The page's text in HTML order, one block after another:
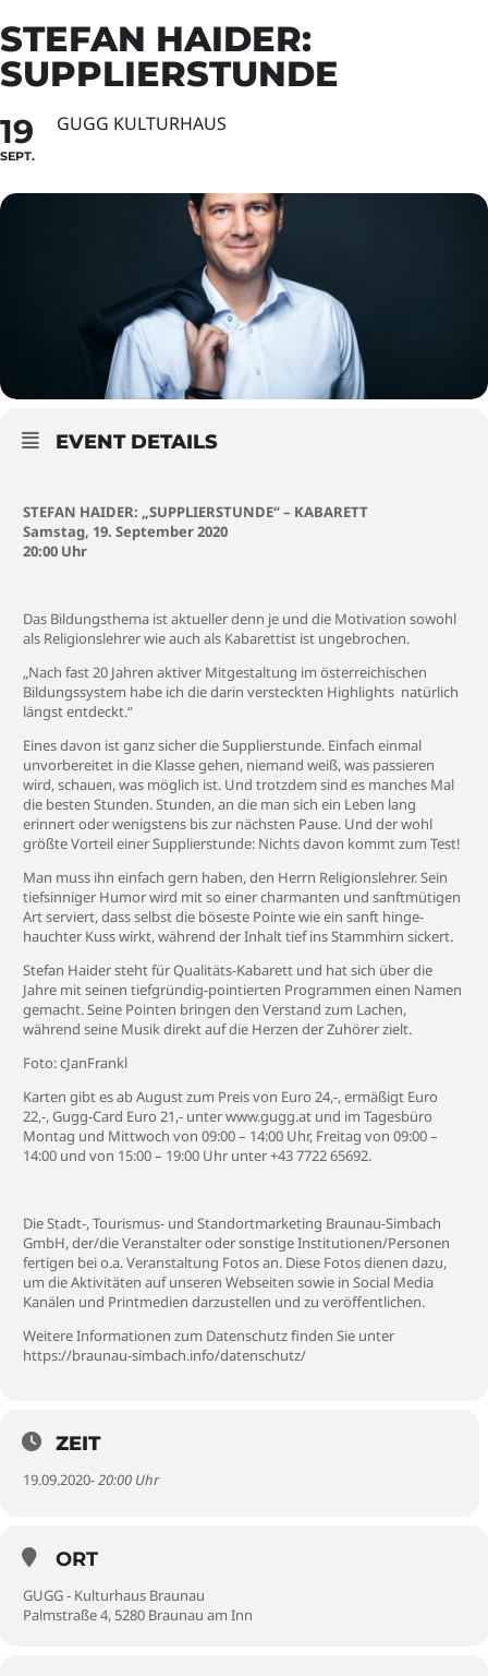
STEFAN HAIDER:
SUPPLIERSTUNDE
19
SEPT.
GUGG KULTURHAUS
EVENT DETAILS
STEFAN HAIDER: „SUPPLIERSTUNDE“ – KABARETT
Samstag, 19. September 2020
20:00 Uhr
Das Bildungsthema ist aktueller denn je und die Motivation sowohl
als Religionslehrer wie auch als Kabarettist ist ungebrochen.
„Nach fast 20 Jahren aktiver Mitgestaltung im österreichischen
Bildungssystem habe ich die darin versteckten Highlights natürlich
längst entdeckt.“
Eines davon ist ganz sicher die Supplier­stunde. Einfach einmal
unvorbereitet in die Klasse gehen, niemand weiß, was passieren
wird, schauen, was möglich ist. Und trotzdem sind es manches Mal
die besten Stunden. Stunden, an die man sich ein Leben lang
erinnert oder wenigstens bis zur nächsten Pause. Und der wohl
größte Vorteil einer Supplierstunde: Nichts davon kommt zum Test!
Man muss ihn einfach gern haben, den Herrn Religionslehrer. Sein
tiefsinniger ­Humor wird mit so einer charmanten und sanftmütigen
Art serviert, dass selbst die böseste Pointe wie ein sanft hinge­
hauchter Kuss wirkt, während der Inhalt tief ins Stammhirn sickert.
Stefan Haider steht für Qualitäts-Kabarett und hat sich über die
Jahre mit seinen tiefgründig-pointierten Programmen einen Namen
gemacht. Seine Pointen bringen den Verstand zum Lachen,
während seine Musik direkt auf die Herzen der Zuhörer zielt.
Foto: cJanFrankl
Karten gibt es ab August zum Preis von Euro 24,-, ermäßigt Euro
22,-, Gugg-Card Euro 21,- unter www.gugg.at und im Tagesbüro
Montag und Mittwoch von 09:00 – 14:00 Uhr, Freitag von 09:00 –
14:00 und von 15:00 – 19:00 Uhr unter +43 7722 65692.
Die Stadt-, Tourismus- und Standortmarketing Braunau-Simbach
GmbH, der/die Veranstalter oder sonstige Institutionen/Personen
fertigen bei o.a. Veranstaltung Fotos an. Diese Fotos dienen dazu,
um die Aktivitäten auf unseren Webseiten sowie in Social Media
Kanälen und Printmedien darzustellen und zu veröffentlichen.
Weitere Informationen zum Datenschutz finden Sie unter
https://braunau-simbach.info/datenschutz/
ZEIT
19.09.2020- 20:00 Uhr
ORT
GUGG - Kulturhaus Braunau
Palmstraße 4, 5280 Braunau am Inn